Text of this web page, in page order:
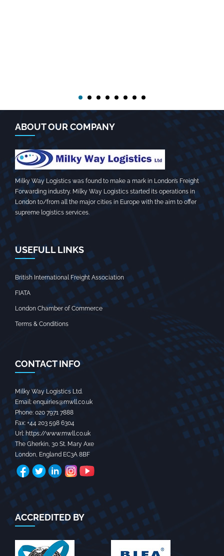
ABOUT OUR COMPANY
Milky Way Logistics was found to make a mark in London’s Freight
Forwarding industry. Milky Way Logistics started its operations in
London to/from all the major cities in Europe with the aim to offer
supreme logistics services.
USEFULL LINKS
British International Freight Association
FIATA
London Chamber of Commerce
Terms & Conditions
CONTACT INFO
Milky Way Logistics Ltd.
Email: enquiries@mwll.co.uk
Phone: 020 7971 7888‬
Fax: +44 203 598 6304‬
Url: https://www.mwll.co.uk
The Gherkin, 30 St. Mary Axe
London, England EC3A 8BF
ACCREDITED BY